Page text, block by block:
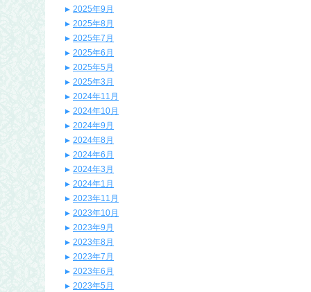
2025年9月
2025年8月
2025年7月
2025年6月
2025年5月
2025年3月
2024年11月
2024年10月
2024年9月
2024年8月
2024年6月
2024年3月
2024年1月
2023年11月
2023年10月
2023年9月
2023年8月
2023年7月
2023年6月
2023年5月